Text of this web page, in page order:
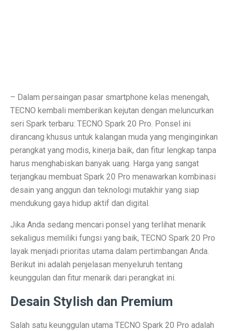
Studi: Risiko Penyakit Jantung Terkait Hampir Semua
5 Ciri Interior Rumah Scandinavian yang Sederhana
Tugas dan Wewenang OJK, Regulator dari Krisis
5 Fakta Menarik Ikan Green Terror yang Agresif dan
5 Rekomendasi Film Park Chan Wook yang Harus
Ulang Tahun ke-34, Excelso Hadirkan Seri Matcha
Terapi Ginjal dengan Teknologi Cuci Darah Terbaru
5 Rahasia Kehidupan Panjang Manusia Tertua
10 Karya Lukis Hendra Gunawan yang Terkenal Dunia
– Dalam persaingan pasar smartphone kelas menengah,
TECNO kembali memberikan kejutan dengan meluncurkan
seri Spark terbaru: TECNO Spark 20 Pro. Ponsel ini
dirancang khusus untuk kalangan muda yang menginginkan
perangkat yang modis, kinerja baik, dan fitur lengkap tanpa
harus menghabiskan banyak uang. Harga yang sangat
terjangkau membuat Spark 20 Pro menawarkan kombinasi
desain yang anggun dan teknologi mutakhir yang siap
mendukung gaya hidup aktif dan digital.
Jika Anda sedang mencari ponsel yang terlihat menarik
sekaligus memiliki fungsi yang baik, TECNO Spark 20 Pro
layak menjadi prioritas utama dalam pertimbangan Anda.
Berikut ini adalah penjelasan menyeluruh tentang
keunggulan dan fitur menarik dari perangkat ini.
Desain Stylish dan Premium
Salah satu keunggulan utama TECNO Spark 20 Pro adalah